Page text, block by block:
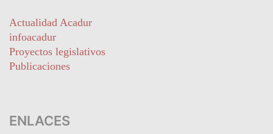
Actualidad Acadur
infoacadur
Proyectos legislativos
Publicaciones
ENLACES